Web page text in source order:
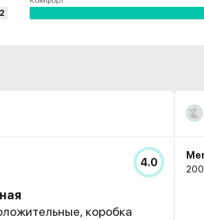
4.0
коробка